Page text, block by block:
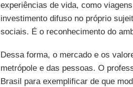
experiências de vida, como
investimento difuso no próprio
sociais. É o reconhecimento do
Dessa forma, o mercado e os
metrópole e das pessoas. O
Brasil para exemplificar de que